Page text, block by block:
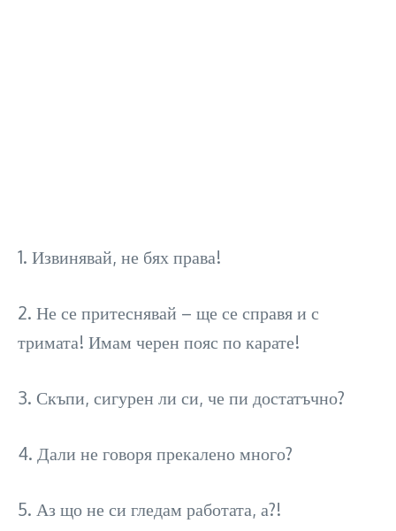
1. Извинявай, не бях права!
2. Не се притеснявай – ще се справя и с
тримата! Имам черен пояс по карате!
3. Скъпи, сигурен ли си, че пи достатъчно?
4. Дали не говоря прекалено много?
5. Аз що не си гледам работата, а?!